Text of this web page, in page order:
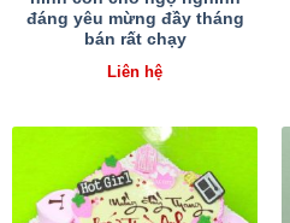
đáng yêu mừng đầy tháng
bán rất chạy
Liên hệ